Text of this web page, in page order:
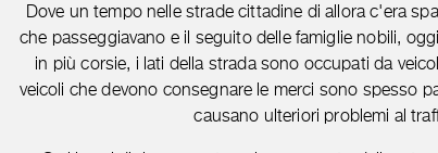
Dove un tempo nelle strade cittadine di allora c'era
che passeggiavano e il seguito delle famiglie nobili,
in più corsie, i lati della strada sono occupati da
veicoli che devono consegnare le merci sono spesso
causano ulteriori problemi al